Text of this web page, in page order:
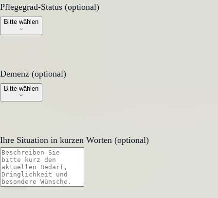
Pflegegrad-Status (optional)
Pflegegrad-Status (optional)
Bitte wählen
Demenz (optional)
Demenz (optional)
Bitte wählen
Ihre Situation in kurzen Worten (optional)